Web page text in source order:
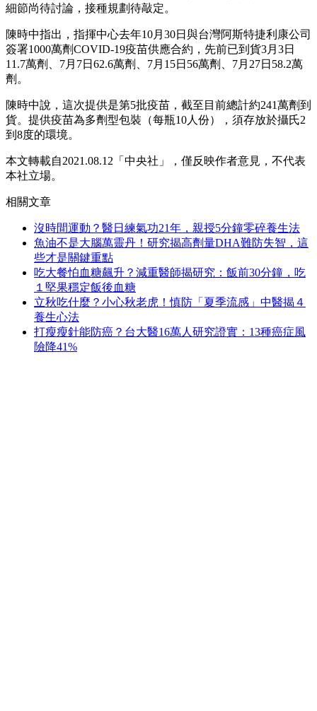
細節尚待討論，接種規劃待敲定。
陳時中指出，指揮中心去年10月30日與台灣阿斯特捷利康公司
簽署1000萬劑COVID-19疫苗供應合約，先前已到貨3月3日
11.7萬劑、7月7日62.6萬劑、7月15日56萬劑、7月27日58.2萬
劑。
陳時中說，這次提供是第5批疫苗，截至目前總計約241萬劑到
貨。提供疫苗為多劑型包裝（每瓶10人份），須存放於攝氏2
到8度的環境。
本文轉載自2021.08.12「中央社」，僅反映作者意見，不代表
本社立場。
相關文章
沒時間運動？醫日練氣功21年，親授5分鐘零碎養生法
魚油不是大腦萬靈丹！研究揭高劑量DHA難防失智，這
些才是關鍵重點
吃大餐怕血糖飆升？減重醫師揭研究：飯前30分鐘，吃
１堅果穩定飯後血糖
立秋吃什麼？小心秋老虎！慎防「夏季流感」中醫揭４
養生心法
打瘦瘦針能防癌？台大醫16萬人研究證實：13種癌症風
險降41%